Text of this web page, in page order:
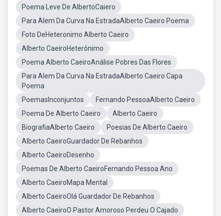
Poema Leve De AlbertoCaiero
Para Alem Da Curva Na EstradaAlberto Caeiro Poema
Foto DeHeteronimo Alberto Caeiro
Alberto CaeiroHeterônimo
Poema Alberto CaeiroAnálise Pobres Das Flores
Para Alem Da Curva Na EstradaAlberto Caeiro Capa
Poema
PoemasInconjuntos
Fernando PessoaAlberto Caeiro
Poema De Alberto Caeiro
Alberto Caeiro
BiografiaAlberto Caeiro
Poesias De Alberto Caeiro
Alberto CaeiroGuardador De Rebanhos
Alberto CaeiroDesenho
Poemas De Alberto CaeiroFernando Pessoa Ano
Alberto CaeiroMapa Mental
Alberto CaeiroOlá Guardador De Rebanhos
Alberto CaeiroO Pastor Amoroso Perdeu O Cajado